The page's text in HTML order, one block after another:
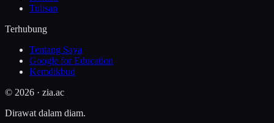
Tulisan
Terhubung
Tentang Saya
Google for Education
Kemdikbud
© 2026 · zia.ac
Dirawat dalam diam.